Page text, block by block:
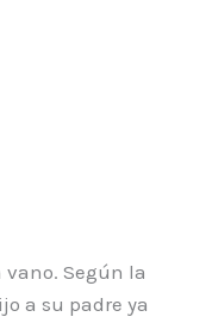
vano. Según la
a su padre ya